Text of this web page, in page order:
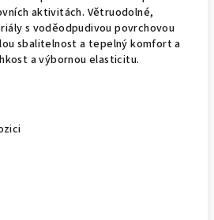
aktivitách. Větruodolné,
s voděodpudivou povrchovou
sbalitelnost a tepelný komfort a
a výbornou elasticitu.